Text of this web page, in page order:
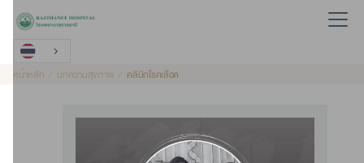
หน้าหลัก บทความสุขภาพ คลินิกโรคเลือด